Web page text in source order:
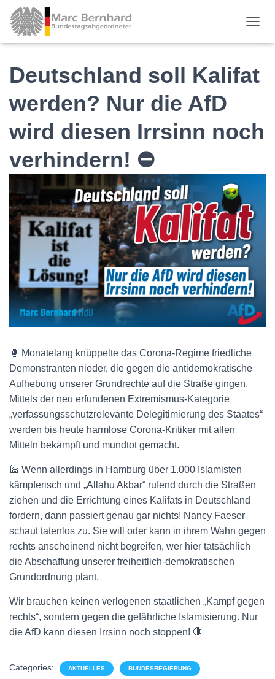
Deutschland soll Kalifat
werden? Nur die AfD
wird diesen Irrsinn noch
verhindern! ⛔️
🥊 Monatelang knüppelte das Corona-Regime friedliche
Demonstranten nieder, die gegen die antidemokratische
Aufhebung unserer Grundrechte auf die Straße gingen.
Mittels der neu erfundenen Extremismus-Kategorie
„verfassungsschutzrelevante Delegitimierung des Staates“
werden bis heute harmlose Corona-Kritiker mit allen
Mitteln bekämpft und mundtot gemacht.
🕌 Wenn allerdings in Hamburg über 1.000 Islamisten
kämpferisch und „Allahu Akbar“ rufend durch die Straßen
ziehen und die Errichtung eines Kalifats in Deutschland
fordern, dann passiert genau gar nichts! Nancy Faeser
schaut tatenlos zu. Sie will oder kann in ihrem Wahn gegen
rechts anscheinend nicht begreifen, wer hier tatsächlich
die Abschaffung unserer freiheitlich-demokratischen
Grundordnung plant.
Wir brauchen keinen verlogenen staatlichen „Kampf gegen
rechts“, sondern gegen die gefährliche Islamisierung. Nur
die AfD kann diesen Irrsinn noch stoppen! 🛑
Categories: AKTUELLES BUNDESREGIERUNG